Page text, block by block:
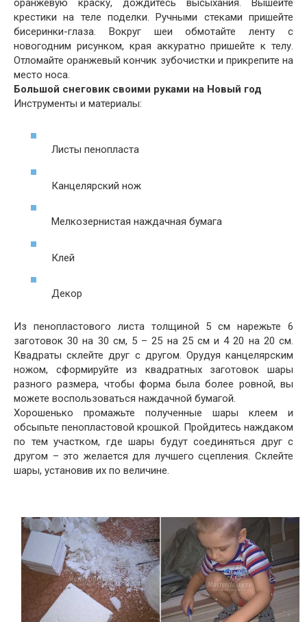
крестики на теле поделки. Ручными стеками пришейте
бисеринки-глаза. Вокруг шеи обмотайте ленту с
новогодним рисунком, края аккуратно пришейте к телу.
Отломайте оранжевый кончик зубочистки и прикрепите на
место носа.
Большой снеговик своими руками на Новый год
Инструменты и материалы:
Листы пенопласта
Канцелярский нож
Мелкозернистая наждачная бумага
Клей
Декор
Из пенопластового листа толщиной 5 см нарежьте 6
заготовок 30 на 30 см, 5 – 25 на 25 см и 4 20 на 20 см.
Квадраты склейте друг с другом. Орудуя канцелярским
ножом, сформируйте из квадратных заготовок шары
разного размера, чтобы форма была более ровной, вы
можете воспользоваться наждачной бумагой.
Хорошенько промажьте полученные шары клеем и
обсыпьте пенопластовой крошкой. Пройдитесь наждаком
по тем участком, где шары будут соединяться друг с
другом – это желается для лучшего сцепления. Склейте
шары, установив их по величине.